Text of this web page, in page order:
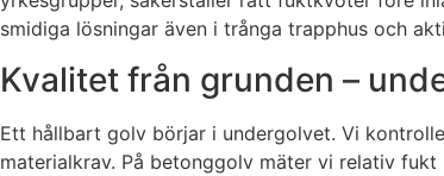
smidiga lösningar även i trånga trapphus och
Kvalitet från grunden –
Ett hållbart golv börjar i undergolvet. Vi
materialkrav. På betonggolv mäter vi relativ